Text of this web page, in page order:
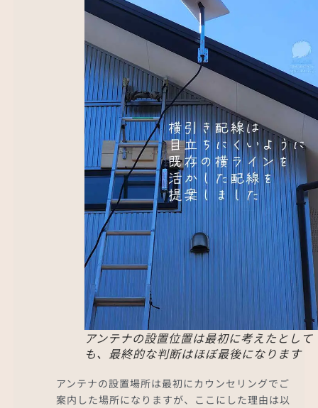
アンテナの設置位置は最初に考えたとして
も、最終的な判断はほぼ最後になります
アンテナの設置場所は最初にカウンセリングでご
案内した場所になりますが、ここにした理由は以